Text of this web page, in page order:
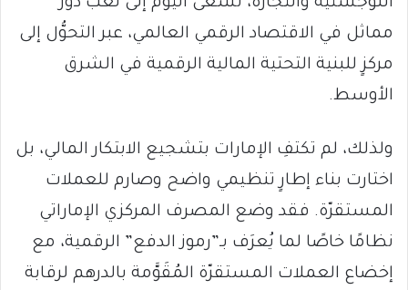
اللوجستية والتجارة، تسعى اليوم إلى لعب دور
مماثل في الاقتصاد الرقمي العالمي، عبر التحوُّل إلى
مركزٍ للبنية التحتية المالية الرقمية في الشرق
الأوسط.
ولذلك، لم تكتفِ الإمارات بتشجيع الابتكار المالي، بل
اختارت بناء إطارٍ تنظيمي واضح وصارم للعملات
المستقرّة. فقد وضع المصرف المركزي الإماراتي
نظامًا خاصًا لما يُعرَف بـ”رموز الدفع” الرقمية، مع
إخضاع العملات المستقرّة المُقَوَّمة بالدرهم لرقابة